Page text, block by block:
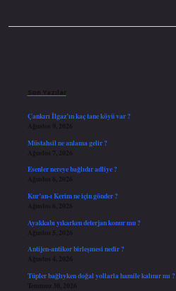
Son Yazılar
Çankırı İlgaz’ın kaç tane köyü var ?
Ağustos 9, 2026
Müstahsil ne anlama gelir ?
Ağustos 7, 2026
Esenler nereye bağlıdır adliye ?
Ağustos 6, 2026
Kur’an-ı Kerim ne için gönder ?
Ağustos 6, 2026
Ayakkabı yıkarken deterjan konur mu ?
Ağustos 5, 2026
Antijen-antikor birleşmesi nedir ?
Ağustos 4, 2026
Tüpler bağlıyken doğal yollarla hamile kalınır mı ?
Temmuz 30, 2026